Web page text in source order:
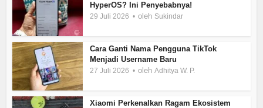
HyperOS? Ini Penyebabnya!
29 Juli 2026 oleh Sukindar
Cara Ganti Nama Pengguna TikTok
Menjadi Username Baru
27 Juli 2026 olehAdhitya W. P.
Xiaomi Perkenalkan Ragam Ekosistem